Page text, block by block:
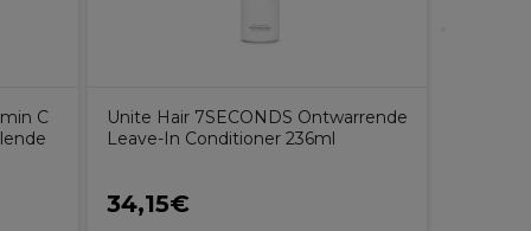
C
Unite Hair 7SECONDS Ontwarrende
Leave-In Conditioner 236ml
34,15€